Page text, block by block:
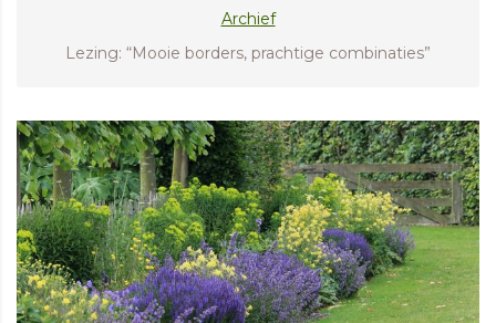
Archief
Lezing: “Mooie borders, prachtige combinaties”